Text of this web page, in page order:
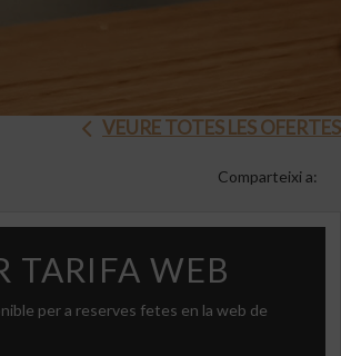
VEURE TOTES LES OFERTES
Comparteixi a:
TARIFA WEB
per a reserves fetes en la web de